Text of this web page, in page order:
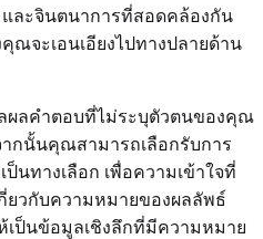
ละจินตนาการที่สอดคล้องกัน
ณจะเอนเอียงไปทางปลายด้าน
ผลคำตอบที่ไม่ระบุตัวตนของคุณ
กนั้นคุณสามารถเลือกรับการ
นทางเลือก เพื่อความเข้าใจที่
ยวกับความหมายของผลลัพธ์
ป็นข้อมูลเชิงลึกที่มีความหมาย